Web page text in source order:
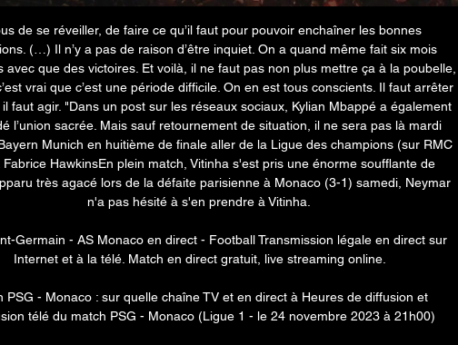
de se réveiller, de faire ce qu’il faut pour pouvoir enchaîner les bonnes
(…) Il n’y a pas de raison d’être inquiet. On a quand même fait six mois
avec que des victoires. Et voilà, il ne faut pas non plus mettre ça à la poubelle,
vrai que c’est une période difficile. On en est tous conscients. Il faut arrêter
faut agir. "Dans un post sur les réseaux sociaux, Kylian Mbappé a également
l’union sacrée. Mais sauf retournement de situation, il ne sera pas là mardi
Munich en huitième de finale aller de la Ligue des champions (sur RMC
Fabrice HawkinsEn plein match, Vitinha s'est pris une énorme soufflante de
très agacé lors de la défaite parisienne à Monaco (3-1) samedi, Neymar
n'a pas hésité à s'en prendre à Vitinha.
Germain - AS Monaco en direct - Football Transmission légale en direct sur
Internet et à la télé. Match en direct gratuit, live streaming online.
PSG - Monaco : sur quelle chaîne TV et en direct à Heures de diffusion et
télé du match PSG - Monaco (Ligue 1 - le 24 novembre 2023 à 21h00)